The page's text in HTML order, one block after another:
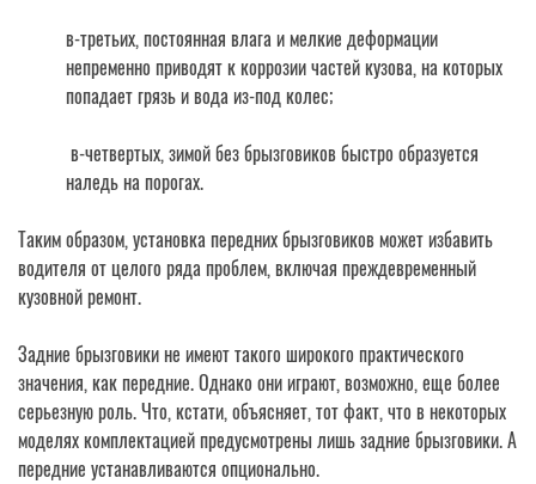
в-третьих, постоянная влага и мелкие деформации
непременно приводят к коррозии частей кузова, на которых
попадает грязь и вода из-под колес;
в-четвертых, зимой без брызговиков быстро образуется
наледь на порогах.
Таким образом, установка передних брызговиков может избавить
водителя от целого ряда проблем, включая преждевременный
кузовной ремонт.
Задние брызговики не имеют такого широкого практического
значения, как передние. Однако они играют, возможно, еще более
серьезную роль. Что, кстати, объясняет, тот факт, что в некоторых
моделях комплектацией предусмотрены лишь задние брызговики. А
передние устанавливаются опционально.